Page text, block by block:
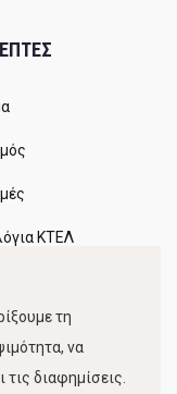
ΚΤΕΛ
τη
να
διαφημίσεις.